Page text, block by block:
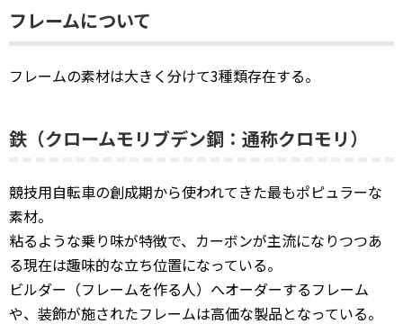
フレームについて
フレームの素材は大きく分けて3種類存在する。
鉄（クロームモリブデン鋼：通称クロモリ）
競技用自転車の創成期から使われてきた最もポピュラーな
素材。
粘るような乗り味が特徴で、カーボンが主流になりつつあ
る現在は趣味的な立ち位置になっている。
ビルダー（フレームを作る人）へオーダーするフレーム
や、装飾が施されたフレームは高価な製品となっている。